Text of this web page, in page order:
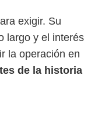
exigir. Su
largo y el interés
la operación en
de la historia